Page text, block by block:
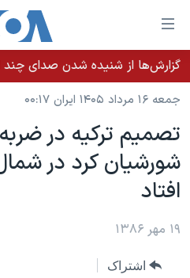
لینکهای
قابل
دسترسی
جهش
محتوای
اصلی
جهش
به
صفحه
جهش
خانه
نسخه سبک وب‌سایت
موضوع ها
ایران
آمریکا
جهان
برنامه های تلویزیونی
جدول برنامه ها
صفحه‌های ویژه
فرکانس‌های صدای آمریکا
جمعه ۱۶ مرداد ۱۴۰۵ ایران ۰۰:۱۷
تصميم ترکيه در
شورشيان کرد در
افتاد
۱۹ مهر ۱۳۸۶
اشتراک